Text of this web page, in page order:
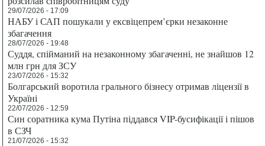
29/07/2026 - 17:09
НАБУ і САП пошукали у ексвіцепрем’єрки незаконне
збагачення
28/07/2026 - 19:48
Суддя, спійманий на незаконному збагаченні, не знайшов 12
млн грн для ЗСУ
23/07/2026 - 15:32
Болгарський воротила грального бізнесу отримав ліцензії в
Україні
22/07/2026 - 12:59
Син соратника кума Путіна піддався VIP-бусифікації і пішов
в СЗЧ
21/07/2026 - 15:32